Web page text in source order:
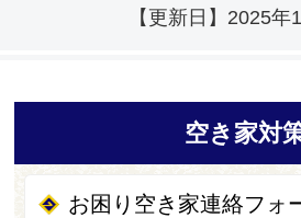
【更新日】 2025年
空き家対
お困り空き家連絡フォ